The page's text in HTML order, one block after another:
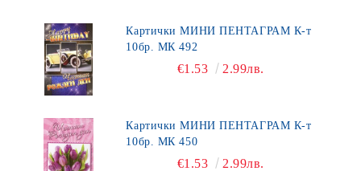
Картички МИНИ ПЕНТАГРАМ К-т
10бр. МК 492
€1.53 2.99лв.
Картички МИНИ ПЕНТАГРАМ К-т
10бр. МК 450
€1.53 2.99лв.